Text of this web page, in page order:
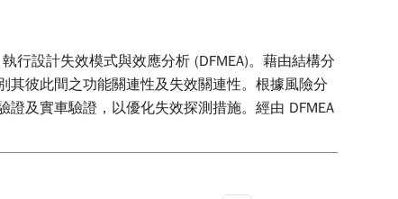
行設計失效模式與效應分析 (DFMEA)。藉由結構分
彼此間之功能關連性及失效關連性。根據風險分
及實車驗證，以優化失效探測措施。經由 DFMEA